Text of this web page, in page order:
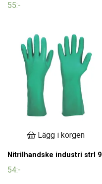
55:-
Lägg i korgen
Nitrilhandske industri strl 9
54:-